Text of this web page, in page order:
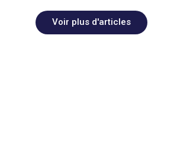
Voir plus d'articles